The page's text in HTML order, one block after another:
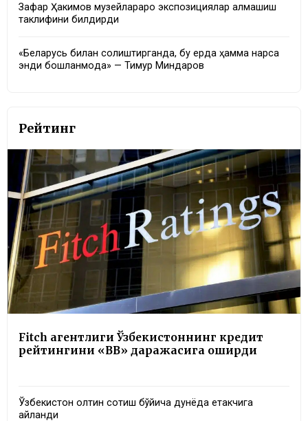
Зафар Ҳакимов музейлараро экспозициялар алмашиш
таклифини билдирди
«Беларусь билан солиштирганда, бу ерда ҳамма нарса
энди бошланмоқда» — Тимур Миндаров
Рейтинг
Fitch агентлиги Ўзбекистоннинг кредит
рейтингини «BB» даражасига оширди
Ўзбекистон олтин сотиш бўйича дунёда етакчига
айланди